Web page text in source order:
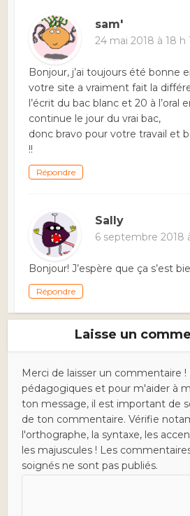
sam'
24 mai 2018 à 18 h
Bonjour, j’ai toujours été bonne
votre site a vraiment fait la
l’écrit du bac blanc et 20 à l’oral
continue le jour du vrai bac,
donc bravo pour votre travail et
!!
Répondre
Sally
6 septembre 2018
Bonjour! J’espère que ça s’est
Répondre
Laisse un
Merci de laisser un commentaire !
pédagogiques et pour m'aider à
ton message, il est important de
de ton commentaire. Vérifie
l'orthographe, la syntaxe, les
les majuscules ! Les
soignés ne sont pas publiés.